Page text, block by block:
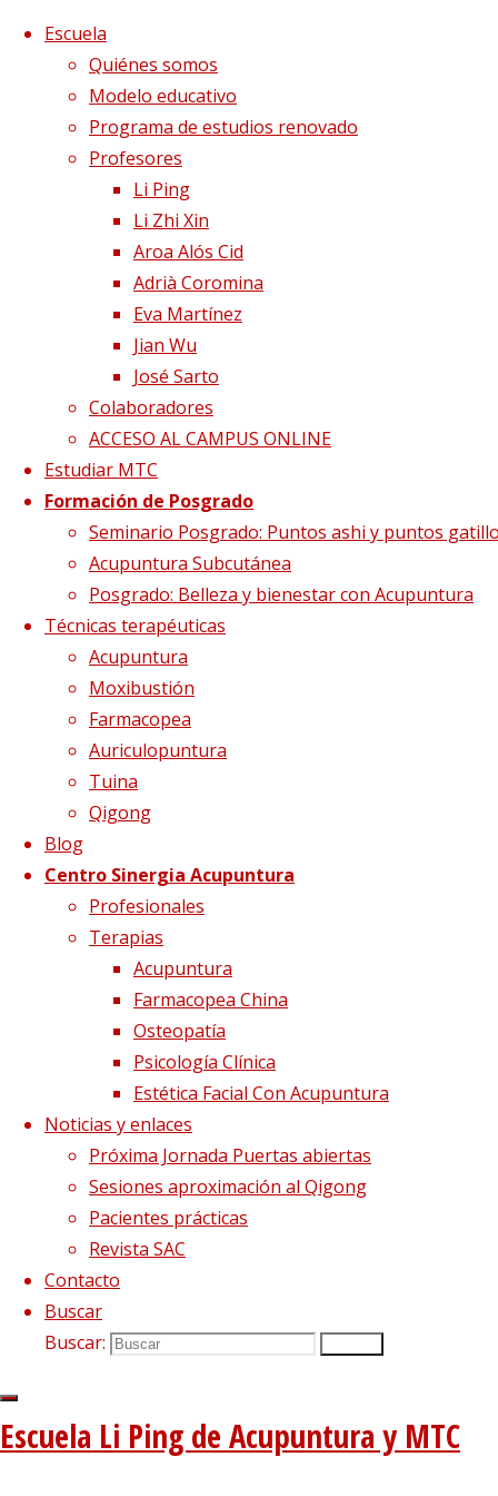
Saltar al contenido
Escuela
Quiénes somos
Modelo educativo
Programa de estudios renovado
Profesores
Li Ping
Li Zhi Xin
Aroa Alós Cid
Adrià Coromina
Eva Martínez
Jian Wu
José Sarto
Colaboradores
ACCESO AL CAMPUS ONLINE
Estudiar MTC
Formación de Posgrado
Seminario Posgrado: Puntos ashi y puntos
Acupuntura Subcutánea
Posgrado: Belleza y bienestar con Acupuntura
Técnicas terapéuticas
Acupuntura
Moxibustión
Farmacopea
Auriculopuntura
Tuina
Qigong
Blog
Centro Sinergia Acupuntura
Profesionales
Terapias
Acupuntura
Farmacopea China
Osteopatía
Psicología Clínica
Estética Facial Con Acupuntura
Noticias y enlaces
Próxima Jornada Puertas abiertas
Sesiones aproximación al Qigong
Pacientes prácticas
Revista SAC
Contacto
Buscar
Buscar:
Escuela Li Ping de Acupuntura y MTC
Página de InicioBlog
Estómago el segundo Cerebro?cerebro-
estómago1
cerebro-
estómago1
Tamaño completo
llamamos al Estómago el segundo Cerebro?
Imagen siguiente
Síguenos en Twitter
Tweets sobre liping_mtc
Blog – Últimos artículos
Dietética, Nutrición y Medicina china22 febrero, 2023
externo
7 agosto, 2020